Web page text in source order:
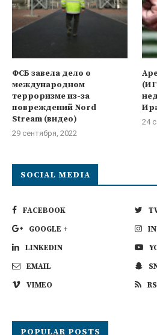
ФСБ завела дело о
международном
терроризме из-за
повреждений Nord
Stream (видео)
29 сентября, 2022
24
SOCIAL MEDIA
FACEBOOK
GOOGLE +
LINKEDIN
EMAIL
VIMEO
POPULAR POSTS